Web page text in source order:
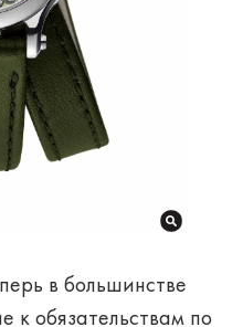
в большинстве
к обязательствам по